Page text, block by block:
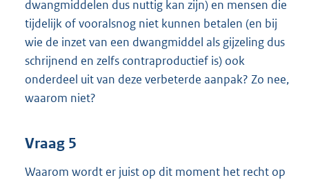
dwangmiddelen dus nuttig kan zijn) en mensen die
tijdelijk of vooralsnog niet kunnen betalen (en bij
wie de inzet van een dwangmiddel als gijzeling dus
schrijnend en zelfs contraproductief is) ook
onderdeel uit van deze verbeterde aanpak? Zo nee,
waarom niet?
Vraag 5
Waarom wordt er juist op dit moment het recht op